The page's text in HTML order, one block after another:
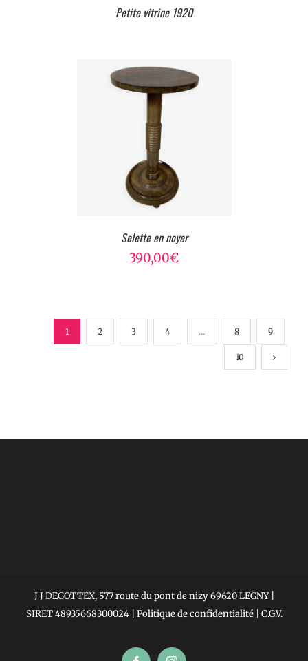
Petite vitrine 1920
Selette en noyer
390,00€
1 2 3 4 … 8 9
10
J J DEGOTTEX, 577 route du pont de nizy 69620 LEGNY |
SIRET 48935668300024 | Politique de confidentialité| C.G.V.